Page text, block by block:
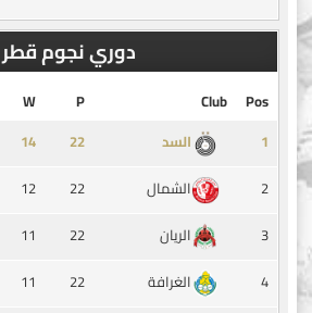
دوري نجوم قطر
Pos
Club
P
W
1
السد ‏22
14
2
الشمال 22
12
3
الريان 22
11
4
الغرافة 22
11